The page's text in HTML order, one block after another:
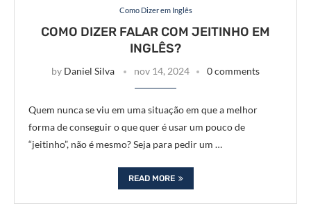
Como Dizer em Inglês
COMO DIZER FALAR COM JEITINHO EM
INGLÊS?
by Daniel Silva nov 14, 2024 0 comments
Quem nunca se viu em uma situação em que a melhor
forma de conseguir o que quer é usar um pouco de
“jeitinho”, não é mesmo? Seja para pedir um …
READ MORE